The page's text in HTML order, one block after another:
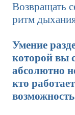
Возвращать
ритм
Умение
которой вы
абсолютно
кто